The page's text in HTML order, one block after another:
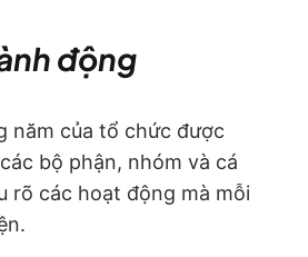
động
năm của tổ chức được
bộ phận, nhóm và cá
rõ các hoạt động mà mỗi